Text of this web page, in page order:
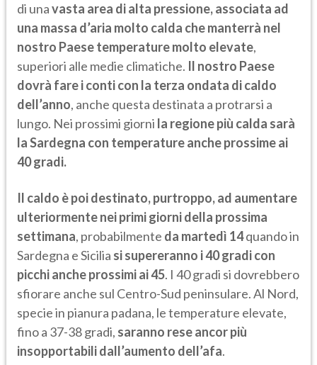
di unavasta area di alta pressione, associata ad
una massa d’aria molto calda che manterrà nel
nostro Paese temperature molto elevate,
superiori alle medie climatiche. Il nostro Paese
dovrà fare i conti con la terza ondata di caldo
dell’anno, anche questa destinata a protrarsi a
lungo. Nei prossimi giorni la regione più calda sarà
la Sardegna con temperature anche prossime ai
40 gradi.
Il caldo è poi destinato, purtroppo, ad aumentare
ulteriormente nei primi giorni della prossima
settimana, probabilmente da martedì 14quando in
Sardegna e Sicilia si supereranno i 40 gradi con
picchi anche prossimi ai 45. I 40 gradi si dovrebbero
sfiorare anche sul Centro-Sud peninsulare. Al Nord,
specie in pianura padana, le temperature elevate,
fino a 37-38 gradi, saranno rese ancor più
insopportabili dall’aumento dell’afa.